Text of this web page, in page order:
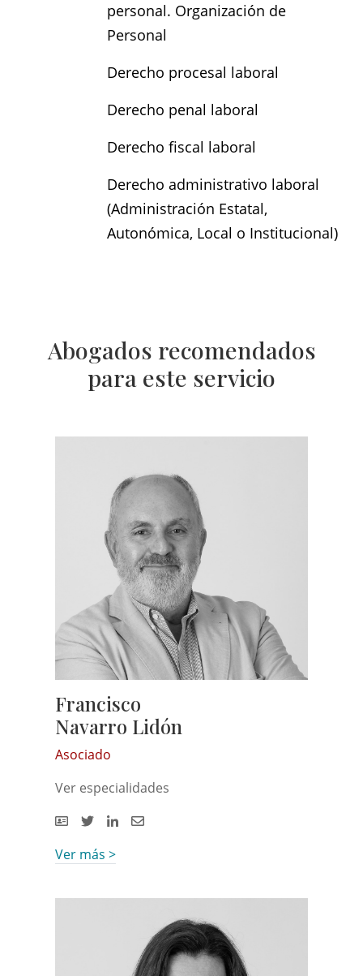
personal. Organización de
Personal
Derecho procesal laboral
Derecho penal laboral
Derecho fiscal laboral
Derecho administrativo laboral
(Administración Estatal,
Autonómica, Local o Institucional)
Abogados recomendados
para este servicio
Francisco
Navarro Lidón
Asociado
Ver especialidades
Ver más >